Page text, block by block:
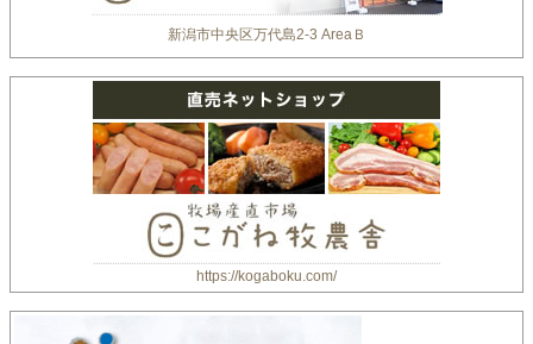
新潟市中央区万代島2-3 AreaＢ
https://kogaboku.com/